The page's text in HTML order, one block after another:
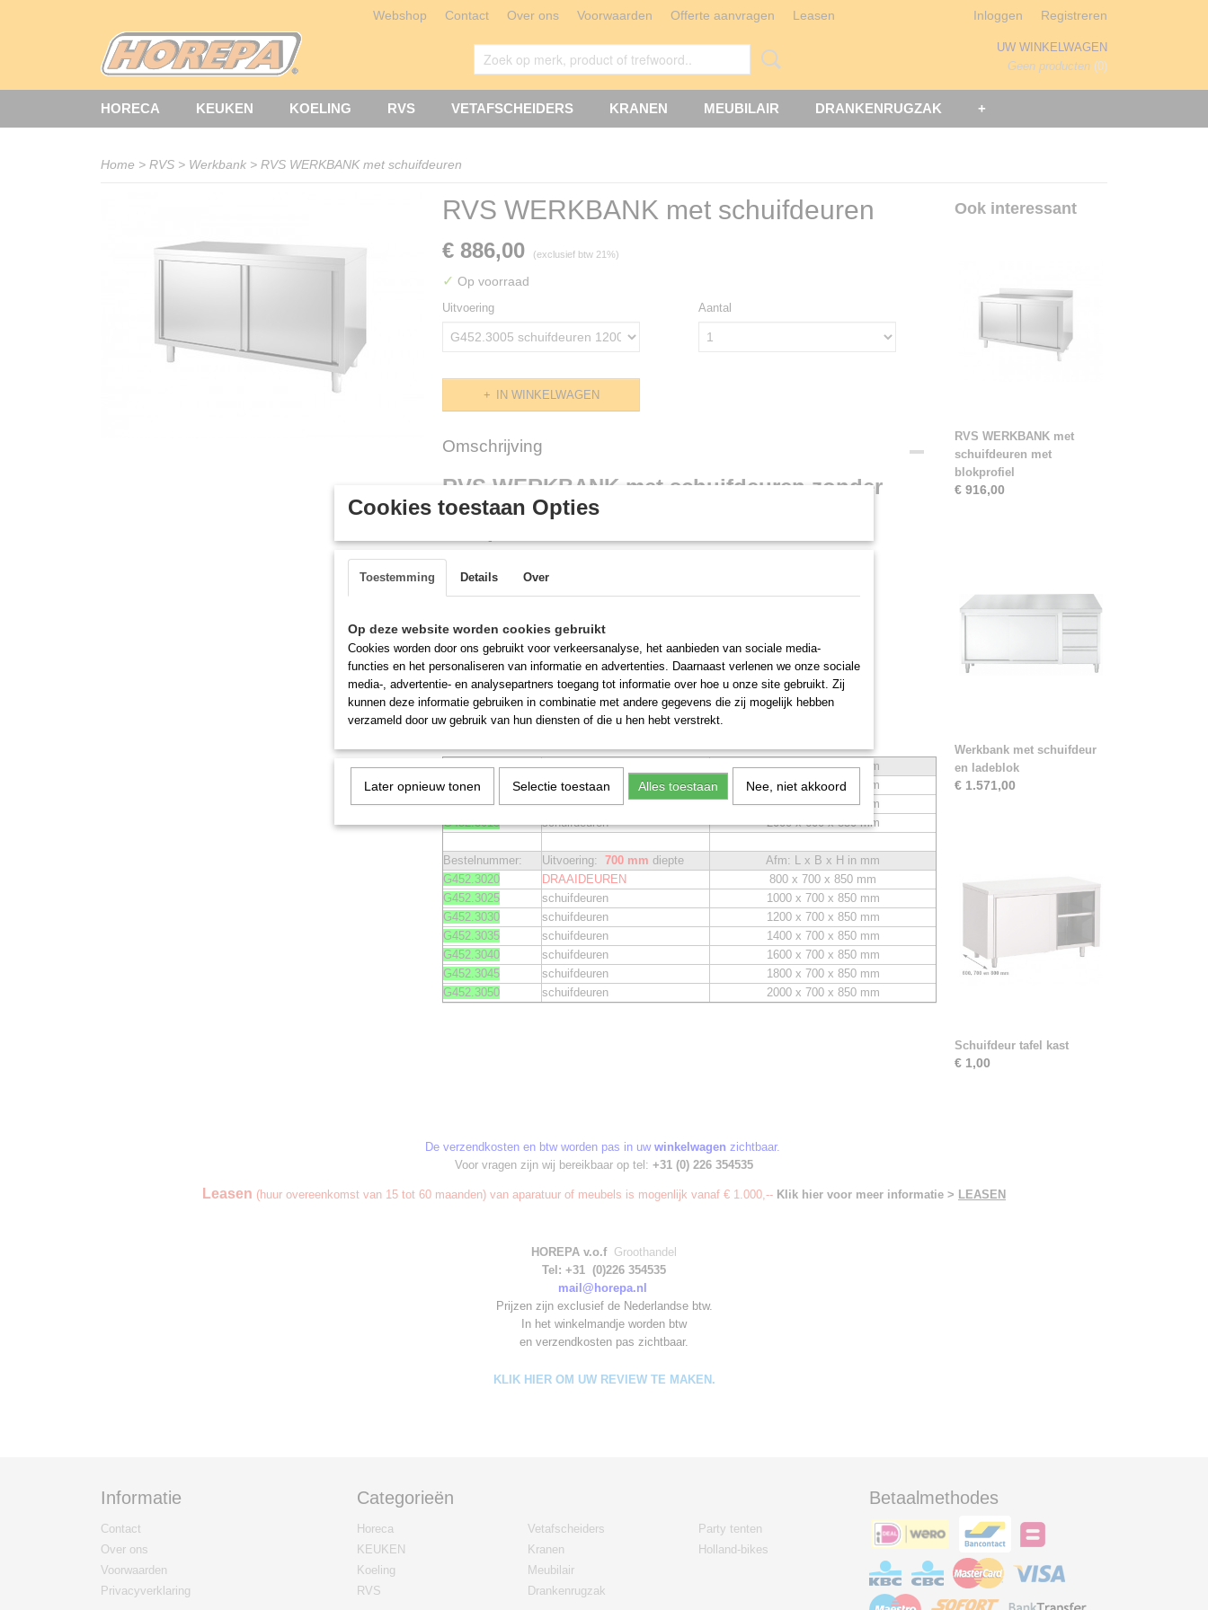
Webshop Contact Over ons Voorwaarden Offerte aanvragen Leasen Inloggen Registreren
UW WINKELWAGEN
Geen producten (0)
HORECA KEUKEN KOELING RVS VETAFSCHEIDERS KRANEN MEUBILAIR DRANKENRUGZAK +
Home > RVS > Werkbank > RVS WERKBANK met schuifdeuren
RVS WERKBANK met schuifdeuren
€ 886,00 (exclusief btw 21%)
✓ Op voorraad
Uitvoering Aantal
IN WINKELWAGEN
Omschrijving
RVS WERKBANK met schuifdeuren zonder
Mooi afgewerkte RVS werkbank.
- Met glad werkblad, dus geen blokprofiel aan de muurzijde
- Legschap in hoogte verstelbaar
- stelpoten
- gesloten achterwand, kan daardoor ook vrij staan in uw keuken
- in 800 mm breedte leverbaar met draaideuren
Bestelnummer: Uitvoering:600 mm
Afm: L x B x H in mm
G452.3005
schuifdeuren
1200 x 600 x 850 mm
G452.3010
schuifdeuren
1600 x 600 x 850 mm
G452.3015
schuifdeuren 2000 x 600 x 850 mm
Bestelnummer: Uitvoering: 700 mm diepte
Afm: L x B x H in mm
G452.3020
DRAAIDEUREN
800 x 700 x 850 mm
G452.3025
schuifdeuren
1000 x 700 x 850 mm
G452.3030
schuifdeuren
1200 x 700 x 850 mm
G452.3035
schuifdeuren
1400 x 700 x 850 mm
G452.3040
schuifdeuren
1600 x 700 x 850 mm
G452.3045
schuifdeuren
1800 x 700 x 850 mm
G452.3050
schuifdeuren 2000 x 700 x 850 mm
Ook interessant
RVS WERKBANK met
schuifdeuren met
blokprofiel
€ 916,00
Werkbank met schuifdeur
en ladeblok
€ 1.571,00
Schuifdeur tafel kast
€ 1,00
De verzendkosten en btw worden pas in uw winkelwagen zichtbaar.
Voor vragen zijn wij bereikbaar op tel: +31 (0) 226 354535
Leasen (huur overeenkomst van 15 tot 60 maanden) van aparatuur of meubels is mogenlijk vanaf € 1.000,-- Klik hier voor meer informatie > LEASEN
HOREPA v.o.f Groothandel
Tel: +31 (0)226 354535
mail@horepa.nl
Prijzen zijn exclusief de Nederlandse btw.
In het winkelmandje worden btw
en verzendkosten pas zichtbaar.
KLIK HIER OM UW REVIEW TE MAKEN.
Informatie
Contact
Over ons
Voorwaarden
Privacyverklaring
Categorieën
Horeca
KEUKEN
Koeling
RVS
Vetafscheiders
Kranen
Meubilair
Drankenrugzak
Party tenten
Holland-bikes
Betaalmethodes
Cookies toestaan Opties
Toestemming Details Over
Op deze website worden cookies gebruikt
Cookies worden door ons gebruikt voor verkeersanalyse, het aanbieden van sociale media-
functies en het personaliseren van informatie en advertenties. Daarnaast verlenen we onze sociale
media-, advertentie- en analysepartners toegang tot informatie over hoe u onze site gebruikt. Zij
kunnen deze informatie gebruiken in combinatie met andere gegevens die zij mogelijk hebben
verzameld door uw gebruik van hun diensten of die u hen hebt verstrekt.
Later opnieuw tonen Selectie toestaan Alles toestaan Nee, niet akkoord